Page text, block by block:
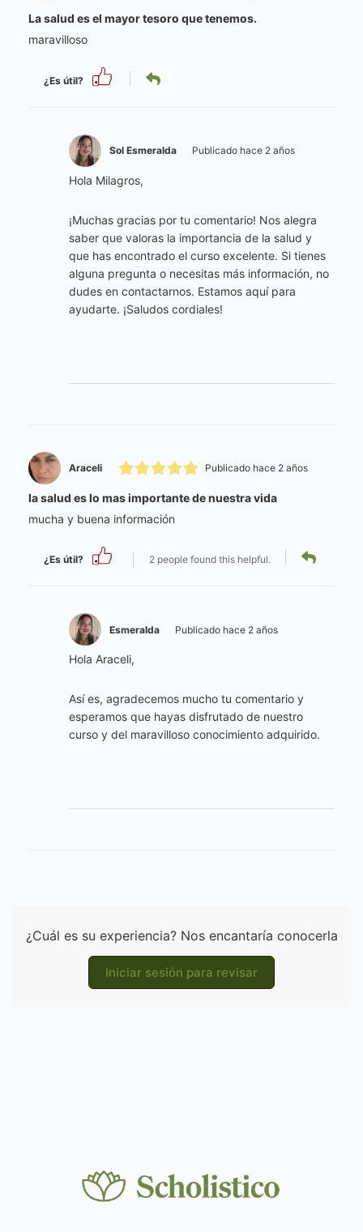
La salud es el mayor tesoro que tenemos.
maravilloso
¿Es útil?
Sol Esmeralda Publicado hace 2 años
Hola Milagros,
¡Muchas gracias por tu comentario! Nos alegra
saber que valoras la importancia de la salud y
que has encontrado el curso excelente. Si tienes
alguna pregunta o necesitas más información, no
dudes en contactarnos. Estamos aquí para
ayudarte. ¡Saludos cordiales!
Araceli Publicado hace 2 años
la salud es lo mas importante de nuestra vida
mucha y buena información
¿Es útil? 2 people found this helpful.
Esmeralda Publicado hace 2 años
Hola Araceli,
Así es, agradecemos mucho tu comentario y
esperamos que hayas disfrutado de nuestro
curso y del maravilloso conocimiento adquirido.
¿Cuál es su experiencia? Nos encantaría conocerla
Iniciar sesión para revisar